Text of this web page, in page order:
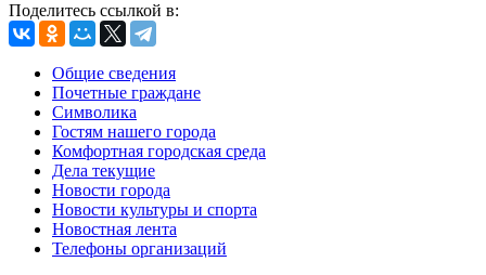
Поделитесь ссылкой в:
Общие сведения
Почетные граждане
Символика
Гостям нашего города
Комфортная городская среда
Дела текущие
Новости города
Новости культуры и спорта
Новостная лента
Телефоны организаций